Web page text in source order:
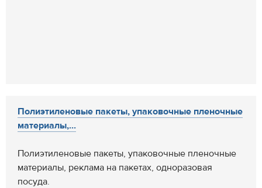
Полиэтиленовые пакеты, упаковочные пленочные
материалы,...
Полиэтиленовые пакеты, упаковочные пленочные
материалы, реклама на пакетах, одноразовая
посуда.